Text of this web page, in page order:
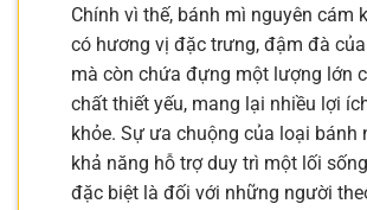
Chính vì thế, bánh mì nguyên cám
có hương vị đặc trưng, đậm đà
mà còn chứa đựng một lượng lớn
chất thiết yếu, mang lại nhiều lợi
khỏe. Sự ưa chuộng của loại bánh
khả năng hỗ trợ duy trì một lối
đặc biệt là đối với những người